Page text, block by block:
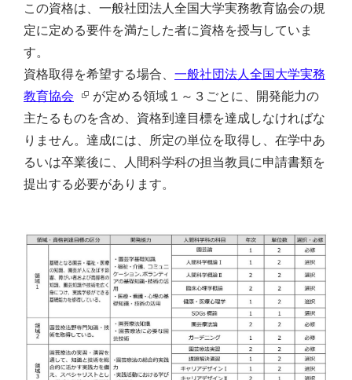
この資格は、一般社団法人全国大学実務教育協会の規
定に定める要件を満たした者に資格を授与していま
す。
資格取得を希望する場合、 一般社団法人全国大学実務
教育協会
が定める領域１～３ごとに、開発能力の
主たるものを含め、資格到達目標を達成しなければな
りません。達成には、所定の単位を取得し、在学中あ
るいは卒業後に、人間科学科の担当教員に申請書類を
提出する必要があります。